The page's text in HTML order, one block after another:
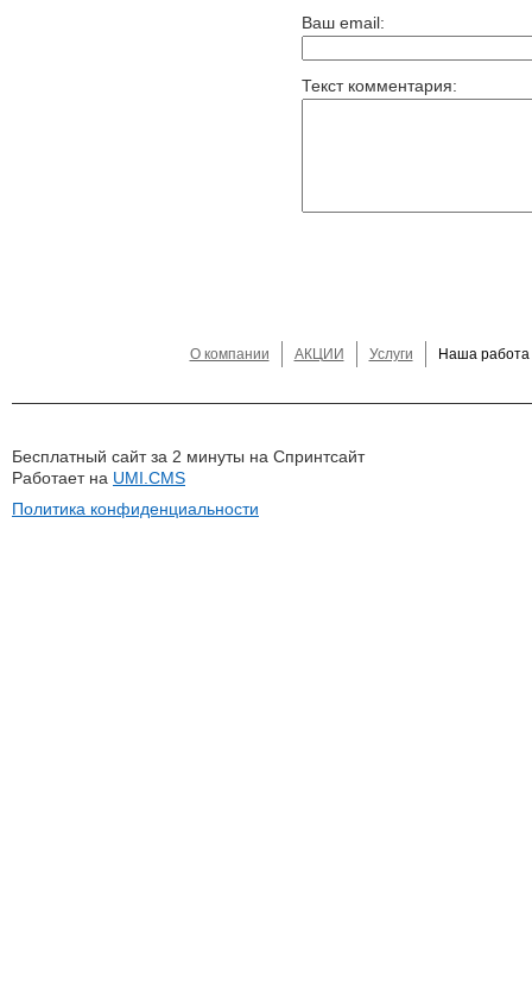
Ваш email:
Текст комментария:
О компании АКЦИИ Услуги Наша работа
Бесплатный сайт за 2 минуты на Спринтсайт
Работает на UMI.CMS
Политика конфиденциальности